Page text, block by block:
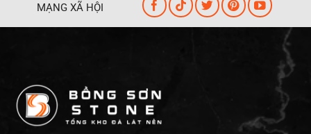
MẠNG XÃ HỘI